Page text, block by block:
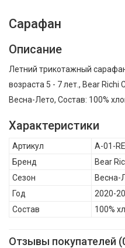
Сарафан
Описание
Летний трикотажный
возраста 5 - 7 лет., Bear
Весна-Лето, Состав: 100%
Характеристики
Артикул
A-01-
Бренд
Bear
Сезон
Весна-
Год
2020-
Состав
100%
Отзывы покупателей